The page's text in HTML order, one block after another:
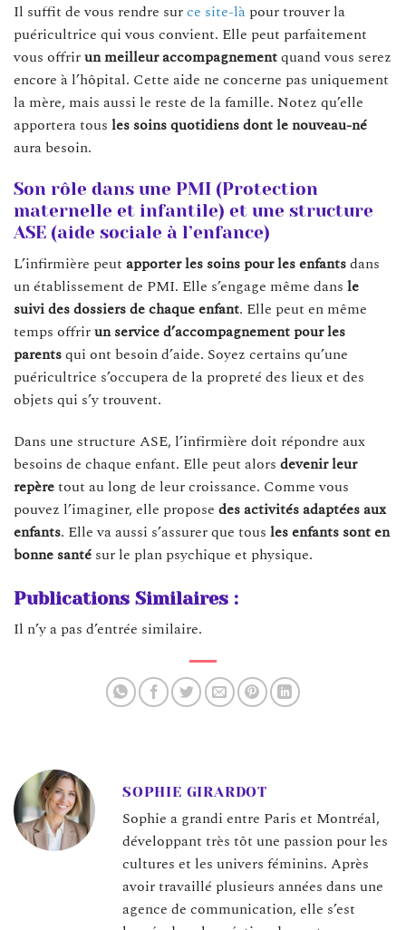
Il suffit de vous rendre surce site-là pour trouver la
puéricultrice qui vous convient. Elle peut parfaitement
vous offrirunmeilleuraccompagnementquand vous serez
encore à l’hôpital. Cette aide ne concerne pas uniquement
la mère, mais aussi le reste de la famille. Notez qu’elle
apportera tous les soinsquotidiensdont lenouveau-né
aura besoin.
Son rôle dans une PMI (Protection
maternelle et infantile) et une structure
ASE (aide sociale à l’enfance)
L’infirmière peut apporterles soinspourlesenfantsdans
un établissement de PMI. Elle s’engage même dans le
suivi des dossiers de chaque enfant. Elle peut en même
temps offrirun serviced’accompagnement pour les
parentsqui ont besoin d’aide. Soyez certains qu’une
puéricultrice s’occupera de la propreté des lieux et des
objets qui s’y trouvent.
Dans une structure ASE, l’infirmière doit répondre aux
besoins de chaque enfant. Elle peut alors devenirleur
repèretout au long de leur croissance. Comme vous
pouvez l’imaginer, elle propose desactivitésadaptéesaux
enfants. Elle va aussi s’assurer que tous les enfants sont en
bonne santé sur le plan psychique et physique.
Publications Similaires :
Il n’y a pas d’entrée similaire.
SOPHIE GIRARDOT
Sophie a grandi entre Paris et Montréal,
développant très tôt une passion pour les
cultures et les univers féminins. Après
avoir travaillé plusieurs années dans une
agence de communication, elle s’est